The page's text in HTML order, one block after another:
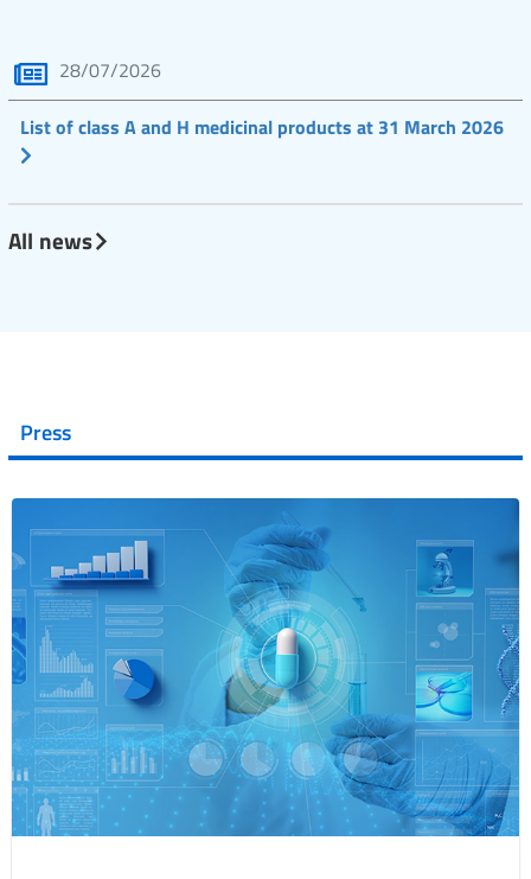
28/07/2026
List of class A and H medicinal products at 31 March 2026
All news
Press